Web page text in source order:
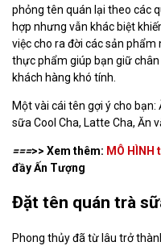
phỏng tên quán lại theo các
hợp nhưng vẫn khác biệt
việc cho ra đời các sản phẩm
thực phẩm giúp bạn giữ
khách hàng khó tính.
Một vài cái tên gợi ý cho bạn:
sữa Cool Cha, Latte Cha, Ăn
===>> Xem thêm: MÔ
đầy Ấn Tượng
Đặt tên quán trà
Phong thủy đã từ lâu trở